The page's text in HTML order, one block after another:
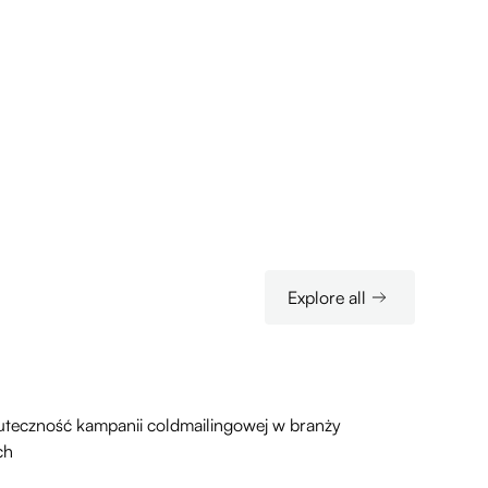
Explore all